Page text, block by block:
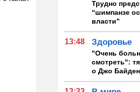
Трудно
“шимпанзе
власти”
13:48 Здоровье
"Очень
смотреть":
о Джо